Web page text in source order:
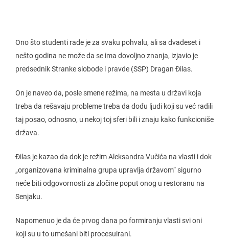
Ono što studenti rade je za svaku pohvalu, ali sa dvadeset i
nešto godina ne može da se ima dovoljno znanja, izjavio je
predsednik Stranke slobode i pravde (SSP) Dragan Đilas.
On je naveo da, posle smene režima, na mesta u državi koja
treba da rešavaju probleme treba da dođu ljudi koji su već radili
taj posao, odnosno, u nekoj toj sferi bili i znaju kako funkcioniše
država.
Đilas je kazao da dok je režim Aleksandra Vučića na vlasti i dok
„organizovana kriminalna grupa upravlja državom“ sigurno
neće biti odgovornosti za zločine poput onog u restoranu na
Senjaku.
Napomenuo je da će prvog dana po formiranju vlasti svi oni
koji su u to umešani biti procesuirani.